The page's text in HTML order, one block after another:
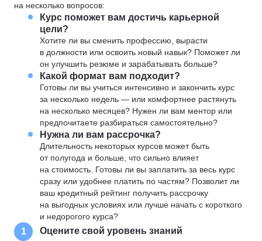
на несколько вопросов:
Курс поможет вам достичь карьерной
цели?
Хотите ли вы сменить профессию, вырасти
в должности или освоить новый навык? Поможет ли
он улучшить резюме и зарабатывать больше?
Какой формат вам подходит?
Готовы ли вы учиться интенсивно и закончить курс
за несколько недель — или комфортнее растянуть
на несколько месяцев? Нужен ли вам ментор или
предпочитаете разбираться самостоятельно?
Нужна ли вам рассрочка?
Длительность некоторых курсов может быть
от полугода и больше, что сильно влияет
на стоимость. Готовы ли вы заплатить за весь курс
сразу или удобнее платить по частям? Позволит ли
ваш кредитный рейтинг получить рассрочку
на выгодных условиях или лучше начать с короткого
и недорогого курса?
1 Оцените свой уровень знаний